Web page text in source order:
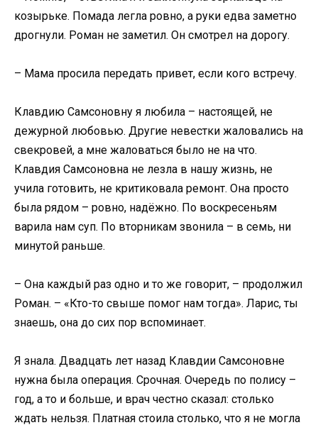
козырьке. Помада легла ровно, а руки едва заметно
дрогнули. Роман не заметил. Он смотрел на дорогу.
– Мама просила передать привет, если кого встречу.
Клавдию Самсоновну я любила – настоящей, не
дежурной любовью. Другие невестки жаловались на
свекровей, а мне жаловаться было не на что.
Клавдия Самсоновна не лезла в нашу жизнь, не
учила готовить, не критиковала ремонт. Она просто
была рядом – ровно, надёжно. По воскресеньям
варила нам суп. По вторникам звонила – в семь, ни
минутой раньше.
– Она каждый раз одно и то же говорит, – продолжил
Роман. – «Кто-то свыше помог нам тогда». Ларис, ты
знаешь, она до сих пор вспоминает.
Я знала. Двадцать лет назад Клавдии Самсоновне
нужна была операция. Срочная. Очередь по полису –
год, а то и больше, и врач честно сказал: столько
ждать нельзя. Платная стоила столько, что я не могла